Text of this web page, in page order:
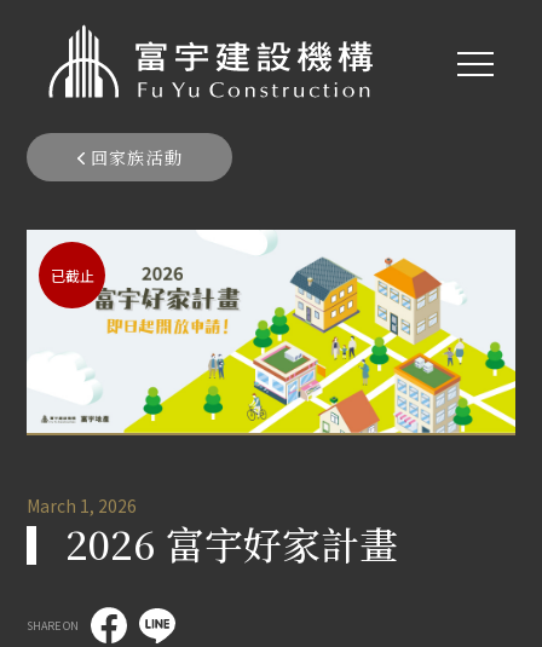
家族活動
回家族活動
已截止
March 1, 2026
▎2026 富宇好家計畫
SHARE ON